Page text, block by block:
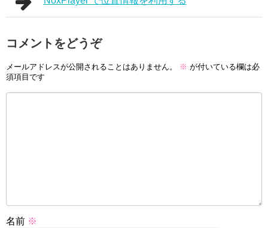
コメントをどうぞ
メールアドレスが公開されることはありません。 ※ が付いている欄は必
須項目です
名前 ※